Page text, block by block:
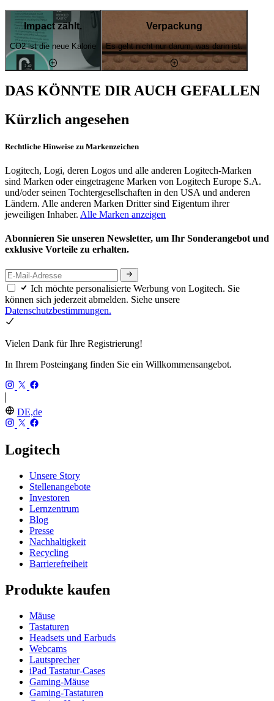
Impact zählt.
CO2 ist die neue Kalorie
Verpackung
Es geht nicht nur darum, was darin ist.
DAS KÖNNTE DIR AUCH GEFALLEN
Kürzlich angesehen
Rechtliche Hinweise zu Markenzeichen
Logitech, Logi, deren Logos und alle anderen Logitech-Marken
sind Marken oder eingetragene Marken von Logitech Europe S.A.
und/oder seinen Tochtergesellschaften in den USA und anderen
Ländern. Alle anderen Marken Dritter sind Eigentum ihrer
jeweiligen Inhaber. Alle Marken anzeigen
Abonnieren Sie unseren Newsletter, um Ihr Sonderangebot und
exklusive Vorteile zu erhalten.
Ich möchte personalisierte Werbung von Logitech. Sie
können sich jederzeit abmelden. Siehe unsere
Datenschutzbestimmungen.
Vielen Dank für Ihre Registrierung!
In Ihrem Posteingang finden Sie ein Willkommensangebot.
DE,de
Logitech
Unsere Story
Stellenangebote
Investoren
Lernzentrum
Blog
Presse
Nachhaltigkeit
Recycling
Barrierefreiheit
Produkte kaufen
Mäuse
Tastaturen
Headsets und Earbuds
Webcams
Lautsprecher
iPad Tastatur-Cases
Gaming-Mäuse
Gaming-Tastaturen